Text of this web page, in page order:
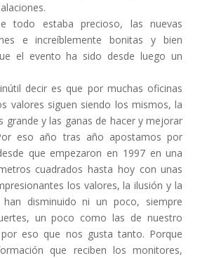
todo estaba precioso, las nuevas
e increíblemente bonitas y bien
el evento ha sido desde luego un
decir es que por muchas oficinas
valores siguen siendo los mismos, la
grande y las ganas de hacer y mejorar
eso año tras año apostamos por
que empezaron en 1997 en una
cuadrados hasta hoy con unas
los valores, la ilusión y la
han disminuido ni un poco, siempre
un poco como las de nuestro
eso que nos gusta tanto. Porque
que reciben los monitores,